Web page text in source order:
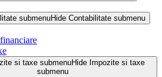
submenuHide Contabilitate submenu
si taxe submenuHide Impozite si taxe
submenu